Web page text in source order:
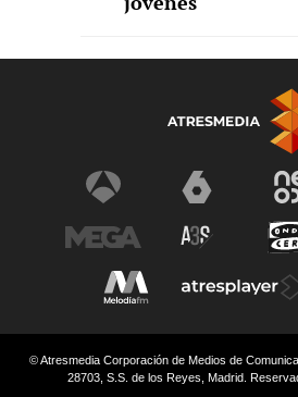
© Atresmedia Corporación de Medios de
28703, S.S. de los Reyes, Madrid.